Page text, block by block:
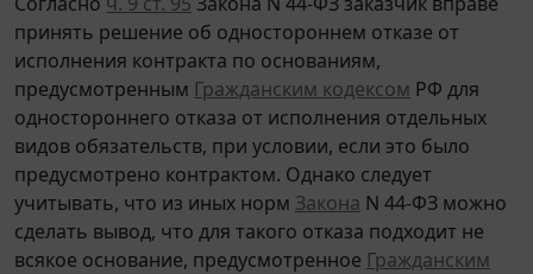
принять решение об одностороннем отказе от
исполнения контракта по основаниям,
предусмотренным Гражданским кодексом РФ для
одностороннего отказа от исполнения отдельных
видов обязательств, при условии, если это было
предусмотрено контрактом. Однако следует
учитывать, что из иных норм Закона N 44-ФЗ можно
сделать вывод, что для такого отказа подходит не
всякое основание, предусмотренное Гражданским